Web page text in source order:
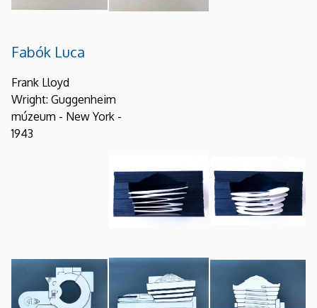
Fabók Luca
Frank Lloyd
Wright: Guggenheim
múzeum - New York -
1943